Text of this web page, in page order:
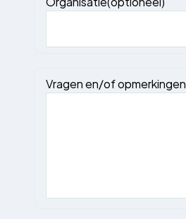
Vragen en/of opmerkingen